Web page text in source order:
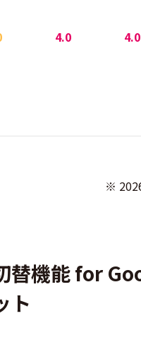
4.0 4.0
替機能 for
ト